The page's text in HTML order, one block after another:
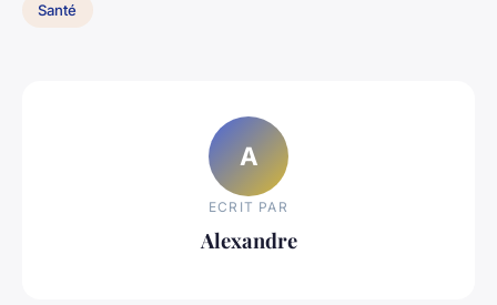
Santé
A
ECRIT PAR
Alexandre